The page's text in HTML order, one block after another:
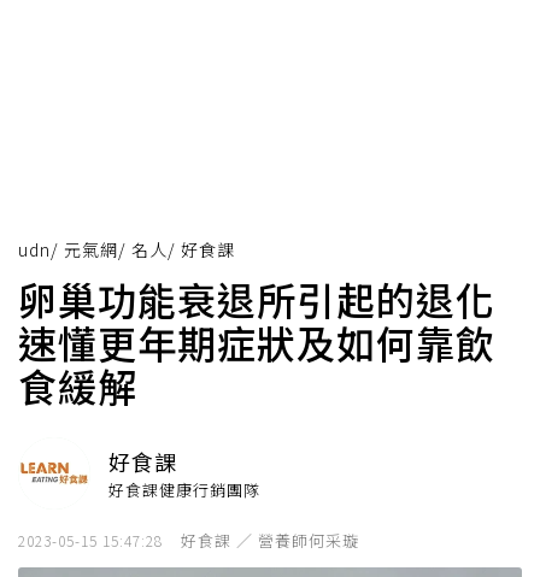
udn/ 元氣網/ 名人/ 好食課
卵巢功能衰退所引起的退化
速懂更年期症狀及如何靠飲
食緩解
好食課
好食課健康行銷團隊
2023-05-15 15:47:28 好食課 ／ 營養師何采璇